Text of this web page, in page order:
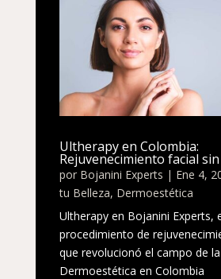
Ultherapy en Colombia:
Rejuvenecimiento facial
por Bojanini Experts | Ene 4,
tu Belleza, Dermoestética
Ultherapy en Bojanini Experts,
procedimiento de
que revolucionó el campo de la
Dermoestética en Colombia